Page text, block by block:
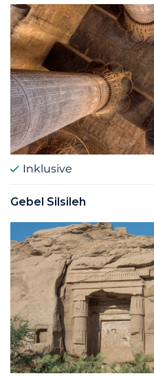
Inklusive
Gebel Silsileh